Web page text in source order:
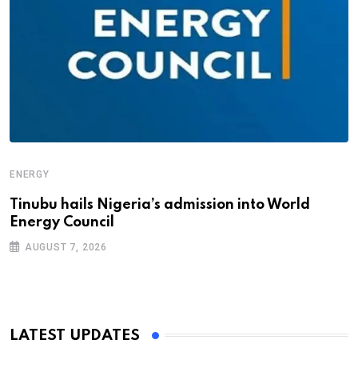
ENERGY
Tinubu hails Nigeria’s admission into World
Energy Council
AUGUST 7, 2026
LATEST UPDATES